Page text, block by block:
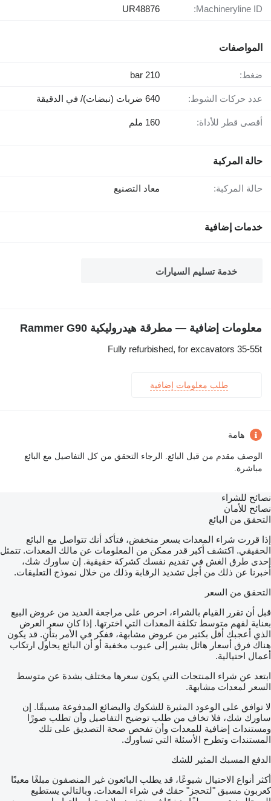
Machineryline ID:
UR48876
المواصفات
ضغط: 210 bar
عدد حركات الشوط: 640 ضربات (نبضات)/ في الدقيقة
أقصى قطر للأداة: 160 ملم
حالة المركبة
حالة المركبة: معاد التصنيع
خدمات إضافية
خدمة تسليم السيارات
معلومات إضافية — مطرقة هيدروليكية Rammer G90
Fully refurbished, for excavators 35-55t
طلب معلومات إضافية
هامة
الوصف مقدم من قبل البائع. الرجاء التحقق من كل التفاصيل مع البائع
مباشرة.
نصائح للشراء
نصائح للأمان
التحقق من البائع
إذا قررت شراء المعدات بسعر منخفض، فتأكد أنك تتواصل مع البائع
الحقيقي. اكتشف أكبر قدر ممكن من المعلومات عن مالك المعدات. تتمثل
إحدى طرق الغش في تقديم نفسك كشركة حقيقية. إن ساورك شك،
أخبرنا عن ذلك من أجل تشديد الرقابة وذلك من خلال نموذج التعليقات.
التحقق من السعر
قبل أن تقرر القيام بالشراء، احرص على مراجعة العديد من عروض البيع
بعناية لفهم متوسط تكلفة المعدات التي اخترتها. إذا كان سعر العرض
الذي أعجبك أقل بكثير من عروض مشابهة، ففكر في الأمر بتأنٍ. قد يكون
هناك فرق أسعار هائل يشير إلى عيوب مخفية أو أن البائع يحاول ارتكاب
أعمال احتيالية.
ابتعد عن شراء المنتجات التي يكون سعرها مختلف بشدة عن متوسط
السعر لمعدات مشابهة.
لا توافق على الوعود المثيرة للشكوك والبضائع المدفوعة مسبقًا. إن
ساورك شك، فلا تخاف من طلب توضيح التفاصيل وأن تطلب صورًا
ومستندات إضافية للمعدات وأن تفحص صحة التصديق على تلك
المستندات وتطرح الأسئلة التي تساورك.
الدفع المسبك المثير للشك
أكثر أنواع الاحتيال شيوعًا، قد يطلب البائعون غير المنصفون مبلغًا معينًا
كعربون مسبق "لتحجز" حقك في شراء المعدات. وبالتالي يستطيع